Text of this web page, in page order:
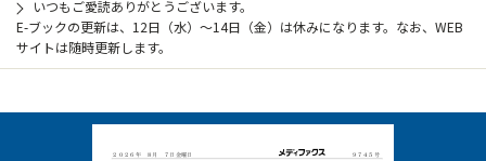
いつもご愛読ありがとうございます。
E-ブックの更新は、12日（水）～14日（金）は休みになります。なお、WEB
サイトは随時更新します。